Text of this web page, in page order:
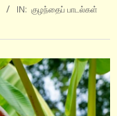
IN: குழந்தைப் பாடல்கள்